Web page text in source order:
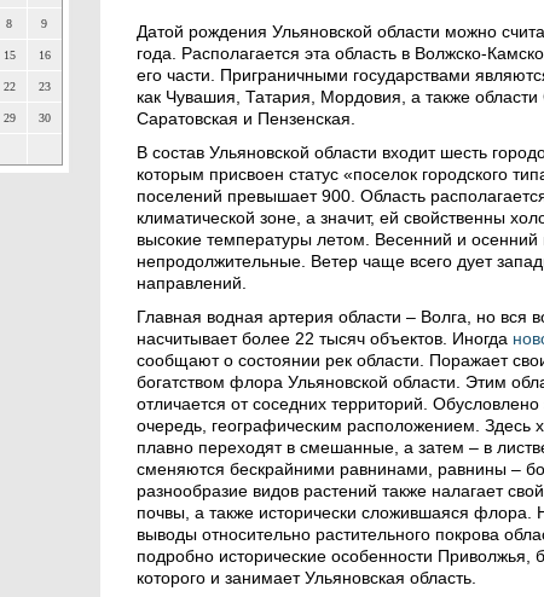
8 9
15 16
22 23
29 30
Датой рождения Ульяновской области можно
года. Располагается эта область в Волжско-
его части. Приграничными государствами
как Чувашия, Татария, Мордовия, а также области
Саратовская и Пензенская.
В состав Ульяновской области входит шесть
которым присвоен статус «поселок городского
поселений превышает 900. Область
климатической зоне, а значит, ей свойственны
высокие температуры летом. Весенний и осенний
непродолжительные. Ветер чаще всего дует
направлений.
Главная водная артерия области – Волга, но вся
насчитывает более 22 тысяч объектов. Иногда
сообщают о состоянии рек области. Поражает
богатством флора Ульяновской области. Этим
отличается от соседних территорий.
очередь, географическим расположением. Здесь
плавно переходят в смешанные, а затем – в
сменяются бескрайними равнинами, равнины –
разнообразие видов растений также налагает
почвы, а также исторически сложившаяся флора.
выводы относительно растительного покрова
подробно исторические особенности Приволжья,
которого и занимает Ульяновская область.